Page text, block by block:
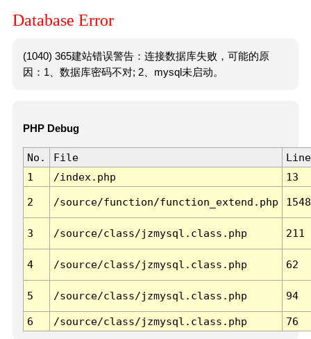
Database Error
(1040) 365建站错误警告：连接数据库失败，可能的原
因：1、数据库密码不对; 2、mysql未启动。
PHP Debug
No. File
Line
1
/index.php 13
2 /source/function/function_extend.php 1548
3 /source/class/jzmysql.class.php 211
4 /source/class/jzmysql.class.php 62
5 /source/class/jzmysql.class.php 94
6 /source/class/jzmysql.class.php 76